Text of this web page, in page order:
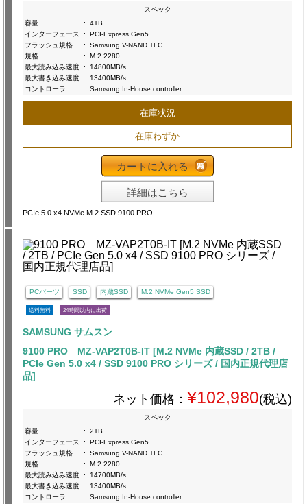
スペック
容量
:
4TB
インターフェース
:
PCI-Express Gen5
フラッシュ規格
:
Samsung V-NAND TLC
規格
:
M.2 2280
最大読み込み速度 :
14800MB/s
最大書き込み速度 :
13400MB/s
コントローラ
: Samsung In-House controller
在庫状況
在庫わずか
カートに入れる
詳細はこちら
PCIe 5.0 x4 NVMe M.2 SSD 9100 PRO
PCパーツ SSD 内蔵SSD M.2 NVMe Gen5 SSD
送料無料 24時間以内に出荷
SAMSUNG サムスン
9100 PRO MZ-VAP2T0B-IT [M.2 NVMe 内蔵SSD / 2TB /
PCIe Gen 5.0 x4 / SSD 9100 PRO シリーズ / 国内正規代理店
品]
ネット価格： ¥102,980(税込)
スペック
容量
:
2TB
インターフェース
:
PCI-Express Gen5
フラッシュ規格
:
Samsung V-NAND TLC
規格
:
M.2 2280
最大読み込み速度 :
14700MB/s
最大書き込み速度 :
13400MB/s
コントローラ
: Samsung In-House controller